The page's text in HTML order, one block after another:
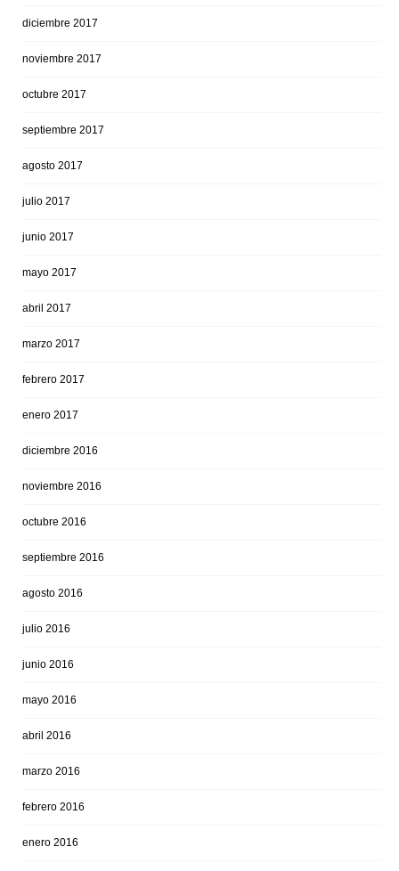
diciembre 2017
noviembre 2017
octubre 2017
septiembre 2017
agosto 2017
julio 2017
junio 2017
mayo 2017
abril 2017
marzo 2017
febrero 2017
enero 2017
diciembre 2016
noviembre 2016
octubre 2016
septiembre 2016
agosto 2016
julio 2016
junio 2016
mayo 2016
abril 2016
marzo 2016
febrero 2016
enero 2016